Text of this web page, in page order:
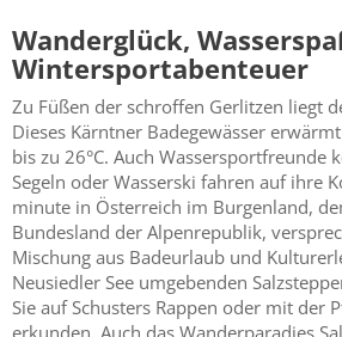
Wanderglück,
Wintersportabenteuer
Zu Füßen der schroffen Gerlitzen liegt
Dieses Kärntner Badegewässer
bis zu 26°C. Auch Wassersportfreunde
Segeln oder Wasserski fahren auf ihre
minute in Österreich im Burgenland,
Bundesland der Alpenrepublik,
Mischung aus Badeurlaub und
Neusiedler See umgebenden
Sie auf Schusters Rappen oder mit der